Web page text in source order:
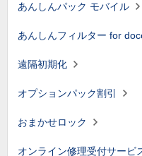
あんしんパック モバイル
あんしんフィルター for
遠隔初期化
オプションパック割引
おまかせロック
オンライン修理受付サービ